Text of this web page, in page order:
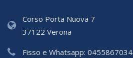
Corso Porta Nuova 7
37122 Verona
Fisso e Whatsapp: 0455867034